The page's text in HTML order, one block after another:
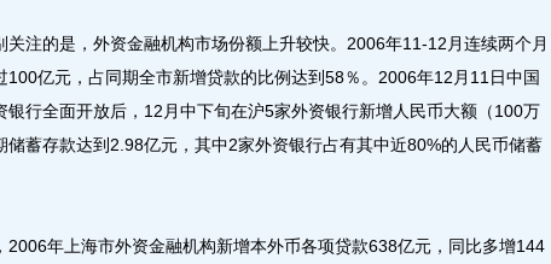
的是，外资金融机构市场份额上升较快。2006年11-12月连续两个月
100亿元，占同期全市新增贷款的比例达到58％。2006年12月11日中国
银行全面开放后，12月中下旬在沪5家外资银行新增人民币大额（100万
储蓄存款达到2.98亿元，其中2家外资银行占有其中近80%的人民币储蓄
年上海市外资金融机构新增本外币各项贷款638亿元，同比多增144